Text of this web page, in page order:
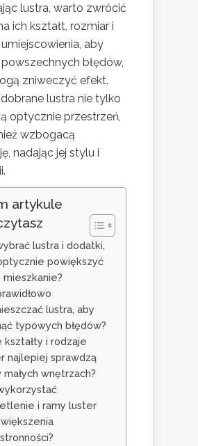
lustra, warto zwrócić
ich kształt, rozmiar i
aby
błędów,
zniweczyć efekt.
lustra nie tylko
optycznie przestrzeń,
wzbogacą
nadając jej stylu i
artykule
lustra i dodatki,
powiększyć
mieszkanie?
lustra, aby
typowych błędów?
kształty i rodzaje
najlepiej sprawdzą
małych wnętrzach?
i ramy luster